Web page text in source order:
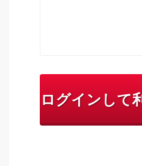
ログインして